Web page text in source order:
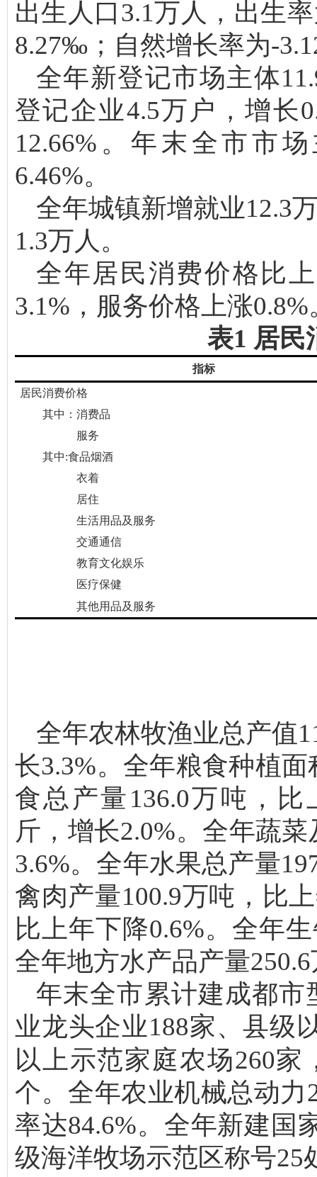
出生人口3.1万人，出生
8.27‰；自然增长率为-
全年新登记市场主体
登记企业4.5万户，增长
12.66%。年末全市市
6.46%。
全年城镇新增就业12.3
1.3万人。
全年居民消费价格比
3.1%，服务价格上涨0.8%
表1 居民
指标
居民消费价格
其中 ： 消费品
服务
其中:食品烟酒
衣着
居住
生活用品及服务
交通通信
教育文化娱乐
医疗保健
其他用品及 服务
全年农林牧渔业总产值
长3.3%。全年粮食种植
食总产量136.0万吨，比
斤，增长2.0%。全年蔬
3.6%。全年水果总产量
禽肉产量100.9万吨，比
比上年下降0.6%。全年
全年地方水产品产量
年末全市累计建成都市
业龙头企业188家、县级
以上示范家庭农场260家
个。全年农业机械总动力
率达84.6%。全年新建国
级海洋牧场示范区称号25